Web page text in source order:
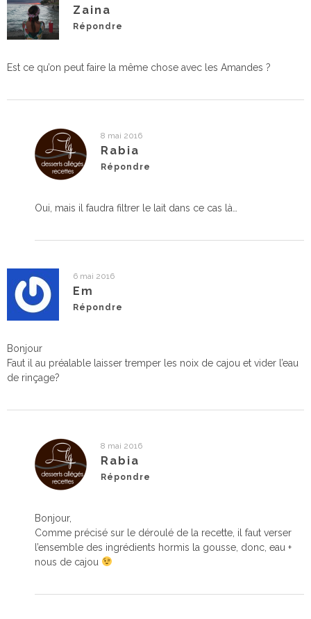
Zaina
Répondre
Est ce qu’on peut faire la même chose avec les Amandes ?
8 mai 2016
Rabia
Répondre
Oui, mais il faudra filtrer le lait dans ce cas là…
6 mai 2016
Em
Répondre
Bonjour
Faut il au préalable laisser tremper les noix de cajou et vider l’eau
de rinçage?
8 mai 2016
Rabia
Répondre
Bonjour,
Comme précisé sur le déroulé de la recette, il faut verser
l’ensemble des ingrédients hormis la gousse, donc, eau +
nous de cajou